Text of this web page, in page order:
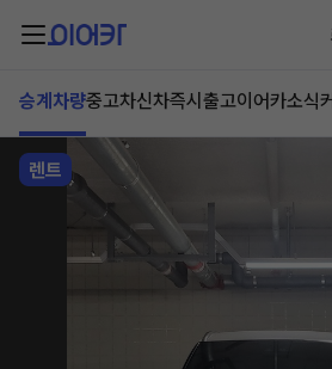
승계차량중고차신차즉시출고이어카소식
렌트